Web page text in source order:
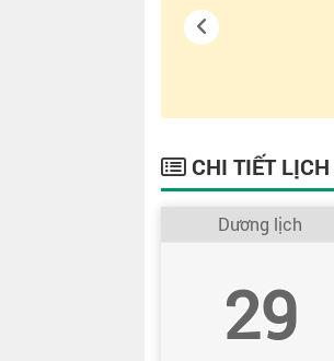
CHI TIẾT
Dương lịch
29